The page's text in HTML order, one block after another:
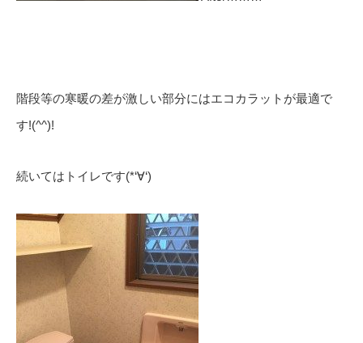
階段等の寒暖の差が激しい部分にはエコカラットが最適で
す!(^^)!
続いてはトイレです(*‘∀‘)